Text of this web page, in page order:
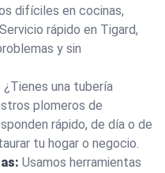
difíciles en cocinas,
rápido en Tigard,
y sin
¿Tienes una tubería
plomeros de
rápido, de día o de
tu hogar o negocio.
Usamos herramientas